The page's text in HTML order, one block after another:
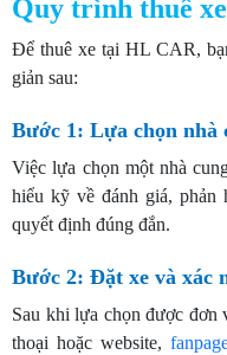
Quy trình thuê
Để thuê xe tại HL CAR,
giản sau:
Bước 1: Lựa chọn nhà
Việc lựa chọn một nhà
hiểu kỹ về đánh giá, phản
quyết định đúng đắn.
Bước 2: Đặt xe và xác
Sau khi lựa chọn được đơn
thoại hoặc website,